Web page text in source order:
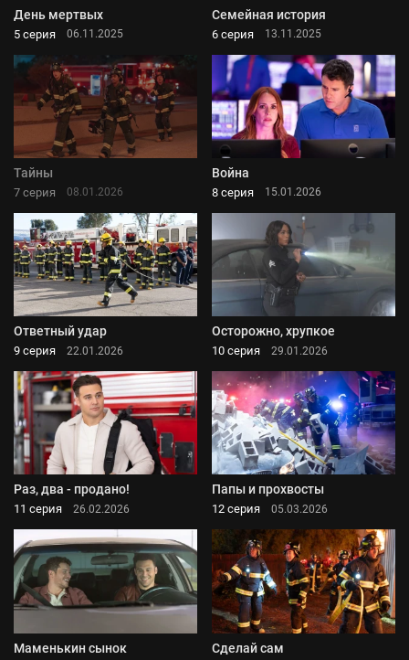
День мертвых
5 серия 06.11.2025
Семейная история
6 серия 13.11.2025
Тайны
7 серия 08.01.2026
Война
8 серия 15.01.2026
Ответный удар
9 серия 22.01.2026
Осторожно, хрупкое
10 серия 29.01.2026
Раз, два - продано!
11 серия 26.02.2026
Папы и прохвосты
12 серия 05.03.2026
Маменькин сынок Сделай сам